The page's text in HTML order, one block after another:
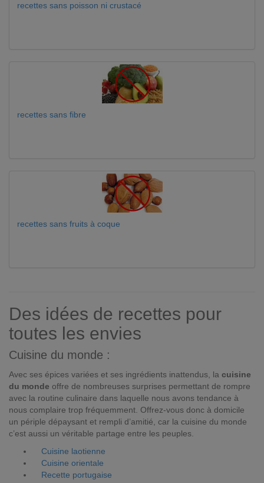
recettes sans poisson ni crustacé
recettes sans fibre
recettes sans fruits à coque
Des idées de recettes pour
toutes les envies
Cuisine du monde :
Avec ses épices variées et ses ingrédients inattendus, la cuisine
du monde offre de nombreuses surprises permettant de rompre
avec la routine culinaire dans laquelle nous avons tendance à
nous complaire trop fréquemment. Offrez-vous donc à domicile
un périple dépaysant et rempli d’amitié, car la cuisine du monde
c’est aussi un véritable partage entre les peuples.
Cuisine laotienne
Cuisine orientale
Recette portugaise